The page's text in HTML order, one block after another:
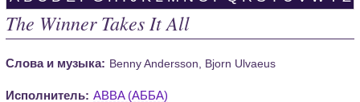
The Winner Takes It All
Слова и музыка: Benny Andersson, Bjorn Ulvaeus
Исполнитель: ABBA (АББА)